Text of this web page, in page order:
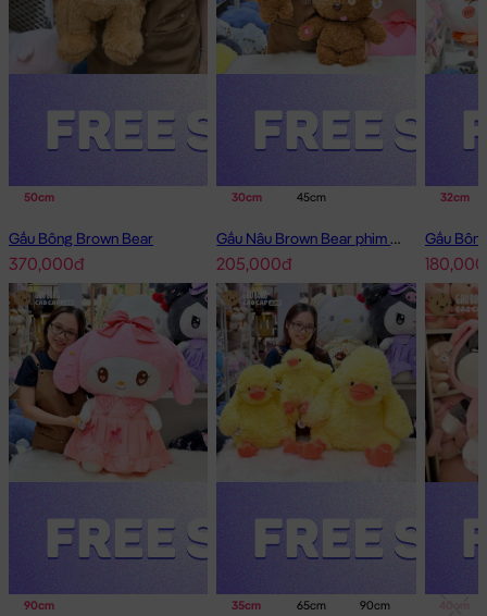
cung cấp số di động là xong. Shop sẽ chăm sóc Gấu của bạn
tận tình.
Rùa bông chấm bi
sẽ là món quà tặng vô cùng Dễ Thương dành
cho người thân yêu của bạn!
TỰ CHỤP.
50cm
Gấu Bông Brown Bear
370,000đ
30cm 45cm
Gấu Nâu Brown Bear phim Minions
205,000đ
32cm
90cm 35cm 65cm 90cm